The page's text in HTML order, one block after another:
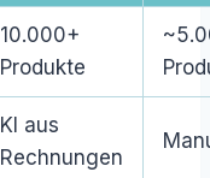
10.000+
Produkte
KI aus
Rechnungen